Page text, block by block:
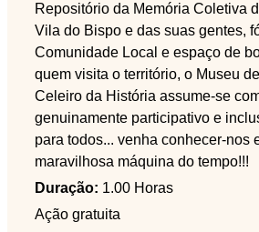
Repositório da Memória Coletiva
Vila do Bispo e das suas gentes,
Comunidade Local e espaço de
quem visita o território, o Museu
Celeiro da História assume-se
genuinamente participativo e
para todos... venha conhecer-nos
maravilhosa máquina do tempo!!!
Duração: 1.00 Horas
Ação gratuita